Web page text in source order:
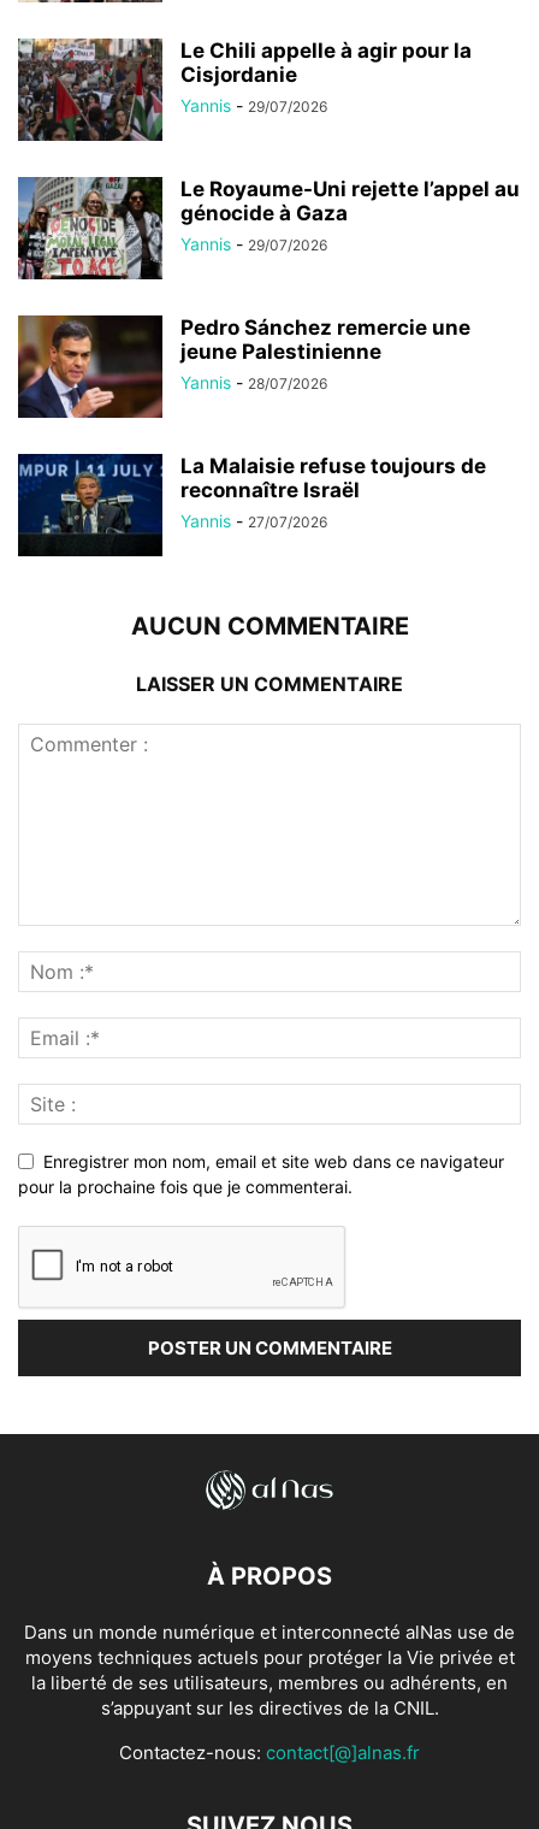
Le Chili appelle à agir pour la
Cisjordanie
Yannis - 29/07/2026
Le Royaume-Uni rejette l’appel au
génocide à Gaza
Yannis - 29/07/2026
Pedro Sánchez remercie une
jeune Palestinienne
Yannis - 28/07/2026
La Malaisie refuse toujours de
reconnaître Israël
Yannis - 27/07/2026
AUCUN COMMENTAIRE
LAISSER UN COMMENTAIRE
Enregistrer mon nom, email et site web dans ce navigateur
pour la prochaine fois que je commenterai.
À PROPOS
Dans un monde numérique et interconnecté alNas use de
moyens techniques actuels pour protéger la Vie privée et
la liberté de ses utilisateurs, membres ou adhérents, en
s’appuyant sur les directives de la CNIL.
Contactez-nous: contact[@]alnas.fr